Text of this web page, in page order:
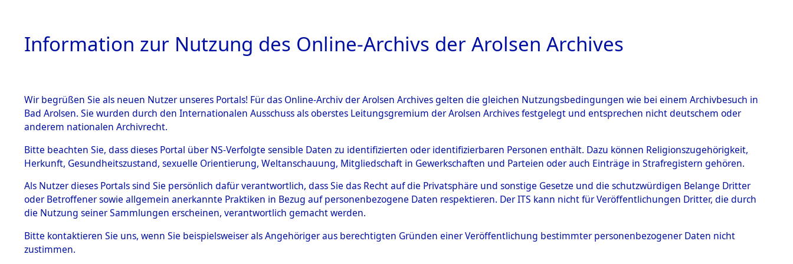
HOME BESTANDSBESCHREIBUNG ARCHIVALE ÜBERSICHT BILD
BESTÄNDE
Inhaftierungsdoku
mente
5. Verschiedenes
Todesmärsche
5.3.1 Alliierte
Ermittlungen zu den Orten Gardelege - Hofham.→0001
(84603601)→0097 (84603699)
0097 (84603699)
Information zur Nutzung des Online-Archivs der Arolsen Archives
Wir begrüßen Sie als neuen Nutzer unseres Portals! Für das Online-Archiv der Arolsen Archives gelten die gleichen Nutzungsbedingungen wie bei einem Archivbesuch in
Bad Arolsen. Sie wurden durch den Internationalen Ausschuss als oberstes Leitungsgremium der Arolsen Archives festgelegt und entsprechen nicht deutschem oder
anderem nationalen Archivrecht.
Bitte beachten Sie, dass dieses Portal über NS-Verfolgte sensible Daten zu identifizierten oder identifizierbaren Personen enthält. Dazu können Religionszugehörigkeit,
Herkunft, Gesundheitszustand, sexuelle Orientierung, Weltanschauung, Mitgliedschaft in Gewerkschaften und Parteien oder auch Einträge in Strafregistern gehören.
Als Nutzer dieses Portals sind Sie persönlich dafür verantwortlich, dass Sie das Recht auf die Privatsphäre und sonstige Gesetze und die schutzwürdigen Belange Dritter
oder Betroffener sowie allgemein anerkannte Praktiken in Bezug auf personenbezogene Daten respektieren. Der ITS kann nicht für Veröffentlichungen Dritter, die durch
die Nutzung seiner Sammlungen erscheinen, verantwortlich gemacht werden.
Bitte kontaktieren Sie uns, wenn Sie beispielsweiser als Angehöriger aus berechtigten Gründen einer Veröffentlichung bestimmter personenbezogener Daten nicht
zustimmen.